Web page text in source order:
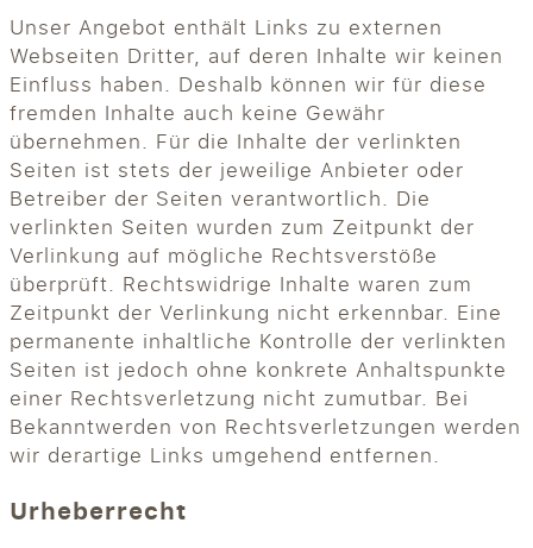
Unser Angebot enthält Links zu externen
Webseiten Dritter, auf deren Inhalte wir keinen
Einfluss haben. Deshalb können wir für diese
fremden Inhalte auch keine Gewähr
übernehmen. Für die Inhalte der verlinkten
Seiten ist stets der jeweilige Anbieter oder
Betreiber der Seiten verantwortlich. Die
verlinkten Seiten wurden zum Zeitpunkt der
Verlinkung auf mögliche Rechtsverstöße
überprüft. Rechtswidrige Inhalte waren zum
Zeitpunkt der Verlinkung nicht erkennbar. Eine
permanente inhaltliche Kontrolle der verlinkten
Seiten ist jedoch ohne konkrete Anhaltspunkte
einer Rechtsverletzung nicht zumutbar. Bei
Bekanntwerden von Rechtsverletzungen werden
wir derartige Links umgehend entfernen.
Urheberrecht